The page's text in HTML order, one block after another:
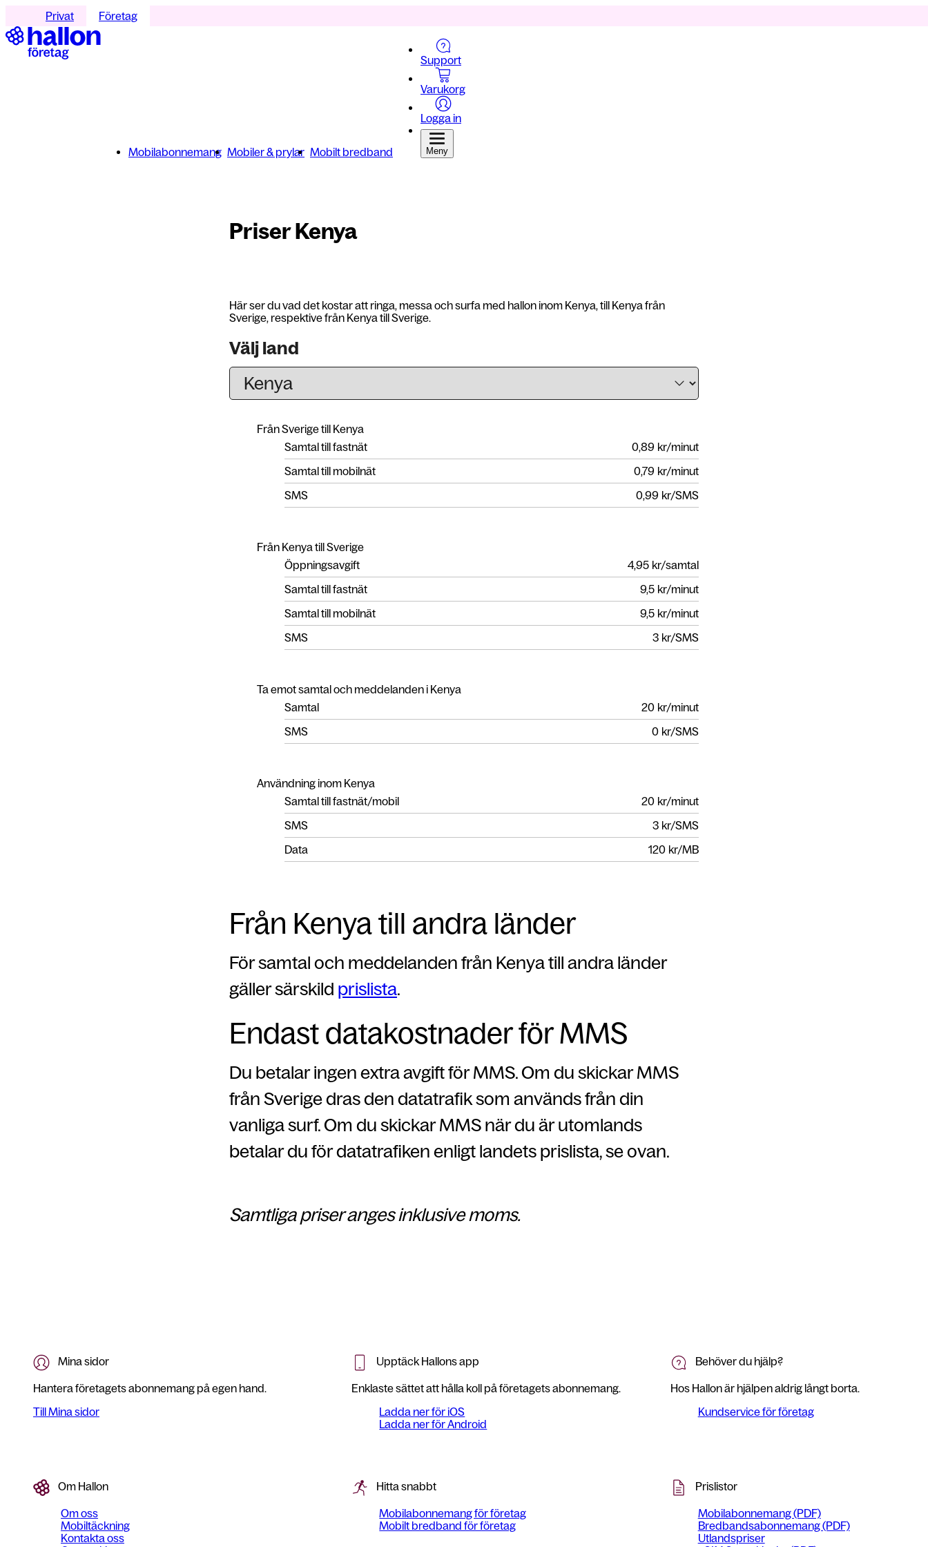
Privat Företag
Mobilabonnemang Mobiler & prylar Mobilt bredband
Support
Varukorg
Logga in
Meny
Priser Kenya
Här ser du vad det kostar att ringa, messa och surfa med hallon inom Kenya, till Kenya från
Sverige, respektive från Kenya till Sverige.
Välj land
Från Sverige till Kenya
Samtal till fastnät
0,89 kr/minut
Samtal till mobilnät
0,79 kr/minut
SMS
0,99 kr/SMS
Från Kenya till Sverige
Öppningsavgift
4,95 kr/samtal
Samtal till fastnät
9,5 kr/minut
Samtal till mobilnät
9,5 kr/minut
SMS
3 kr/SMS
Ta emot samtal och meddelanden i Kenya
Samtal
20 kr/minut
SMS
0 kr/SMS
Användning inom Kenya
Samtal till fastnät/mobil
20 kr/minut
SMS
3 kr/SMS
Data
120 kr/MB
Från Kenya till andra länder
För samtal och meddelanden från Kenya till andra länder
gäller särskild prislista.
Endast datakostnader för MMS
Du betalar ingen extra avgift för MMS. Om du skickar MMS
från Sverige dras den datatrafik som används från din
vanliga surf. Om du skickar MMS när du är utomlands
betalar du för datatrafiken enligt landets prislista, se ovan.
Samtliga priser anges inklusive moms.
Mina sidor
Hantera företagets abonnemang på egen hand.
Till Mina sidor
Upptäck Hallons app
Enklaste sättet att hålla koll på företagets abonnemang.
Ladda ner för iOS
Ladda ner för Android
Behöver du hjälp?
Hos Hallon är hjälpen aldrig långt borta.
Kundservice för företag
Om Hallon
Om oss
Mobiltäckning
Kontakta oss
Hitta snabbt
Mobilabonnemang för företag
Mobilt bredband för företag
Prislistor
Mobilabonnemang (PDF)
Bredbandsabonnemang (PDF)
Utlandspriser